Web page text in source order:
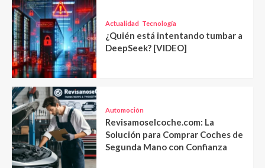
Actualidad Tecnología
¿Quién está intentando tumbar a
DeepSeek? [VIDEO]
Automoción
Revisamoselcoche.com: La
Solución para Comprar Coches de
Segunda Mano con Confianza